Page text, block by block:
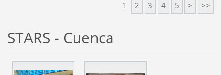
1 2 3 4 5 > >>
STARS - Cuenca